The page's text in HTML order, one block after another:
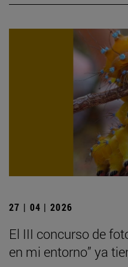
27 | 04 | 2026
El III concurso de
en mi entorno” ya